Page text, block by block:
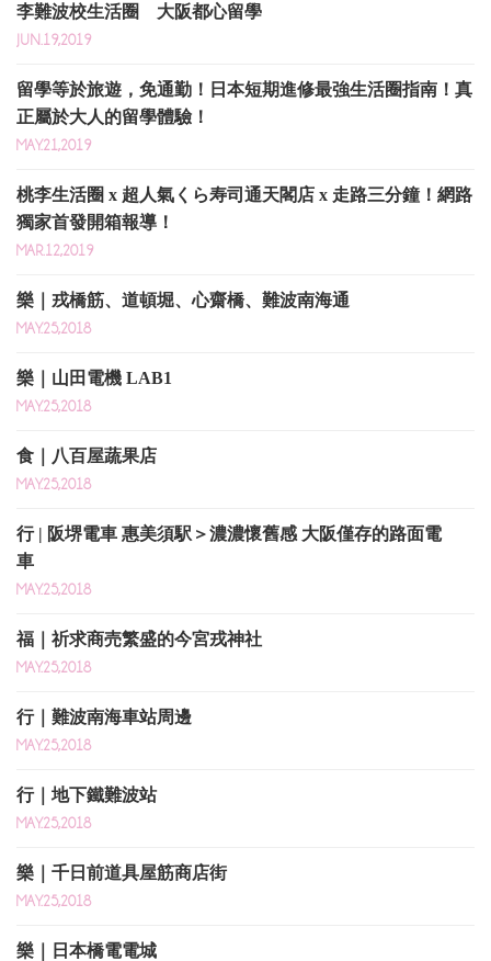
李難波校生活圈 大阪都心留學
JUN.19,2019
留學等於旅遊，免通勤！日本短期進修最強生活圈指南！真
正屬於大人的留學體驗！
MAY.21,2019
桃李生活圈 x 超人氣くら寿司通天閣店 x 走路三分鐘！網路
獨家首發開箱報導！
MAR.12,2019
樂｜戎橋筋、道頓堀、心齋橋、難波南海通
MAY.25,2018
樂｜山田電機 LAB1
MAY.25,2018
食｜八百屋蔬果店
MAY.25,2018
行 | 阪堺電車 惠美須駅＞濃濃懷舊感 大阪僅存的路面電
車
MAY.25,2018
福｜祈求商売繁盛的今宮戎神社
MAY.25,2018
行｜難波南海車站周邊
MAY.25,2018
行｜地下鐵難波站
MAY.25,2018
樂｜千日前道具屋筋商店街
MAY.25,2018
樂｜日本橋電電城